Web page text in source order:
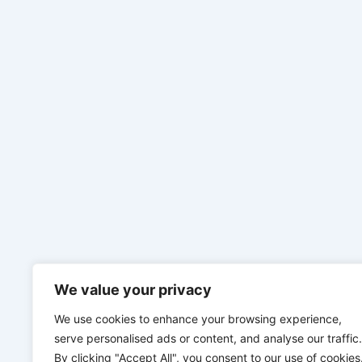
We value your privacy
We use cookies to enhance your browsing experience,
serve personalised ads or content, and analyse our traffic.
By clicking "Accept All", you consent to our use of